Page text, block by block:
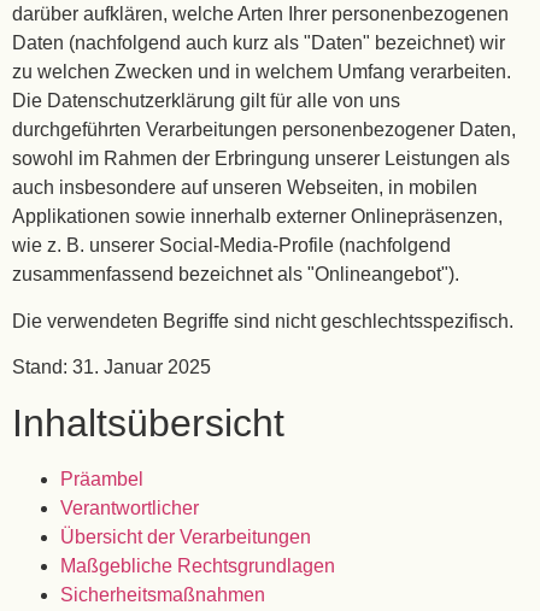
darüber aufklären, welche Arten Ihrer personenbezogenen
Daten (nachfolgend auch kurz als "Daten" bezeichnet) wir
zu welchen Zwecken und in welchem Umfang verarbeiten.
Die Datenschutzerklärung gilt für alle von uns
durchgeführten Verarbeitungen personenbezogener Daten,
sowohl im Rahmen der Erbringung unserer Leistungen als
auch insbesondere auf unseren Webseiten, in mobilen
Applikationen sowie innerhalb externer Onlinepräsenzen,
wie z. B. unserer Social-Media-Profile (nachfolgend
zusammenfassend bezeichnet als "Onlineangebot").
Die verwendeten Begriffe sind nicht geschlechtsspezifisch.
Stand: 31. Januar 2025
Inhaltsübersicht
Präambel
Verantwortlicher
Übersicht der Verarbeitungen
Maßgebliche Rechtsgrundlagen
Sicherheitsmaßnahmen